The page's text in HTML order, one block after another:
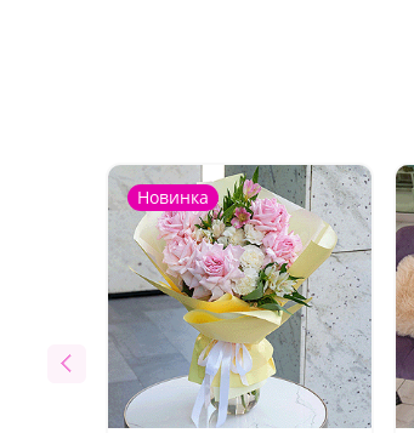
Новинка